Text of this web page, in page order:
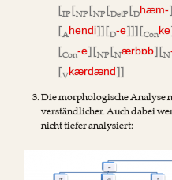
[IP[NP[NP[DetP[Dhæm-
[Ahendi]] [D-e]]] [Conke
[Con-e] [NP[Nærbɒb] [N
[Vkærdænd]]
Die morphologische Analyse
verständlicher. Auch dabei
nicht tiefer analysiert: